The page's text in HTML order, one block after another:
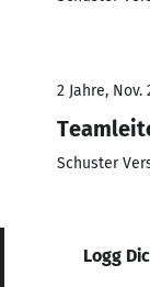
2 Jahre, Nov.
Schuster
Logg